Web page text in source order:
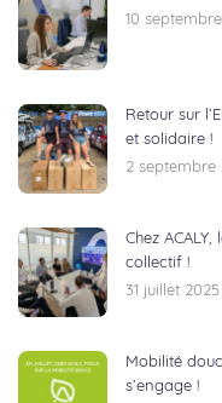
10
Retour sur
et solidaire !
2 septembre
Chez
collectif !
31 juillet 2025
Mobilité
s’engage !